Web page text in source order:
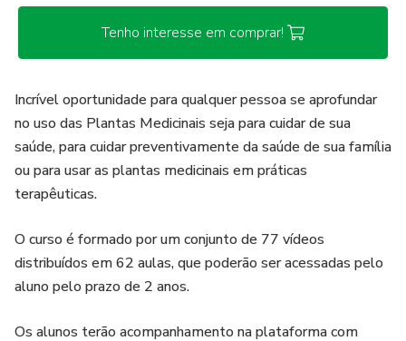
Tenho interesse em comprar!
Incrível oportunidade para qualquer pessoa se aprofundar
no uso das Plantas Medicinais seja para cuidar de sua
saúde, para cuidar preventivamente da saúde de sua família
ou para usar as plantas medicinais em práticas
terapêuticas.
O curso é formado por um conjunto de 77 vídeos
distribuídos em 62 aulas, que poderão ser acessadas pelo
aluno pelo prazo de 2 anos.
Os alunos terão acompanhamento na plataforma com